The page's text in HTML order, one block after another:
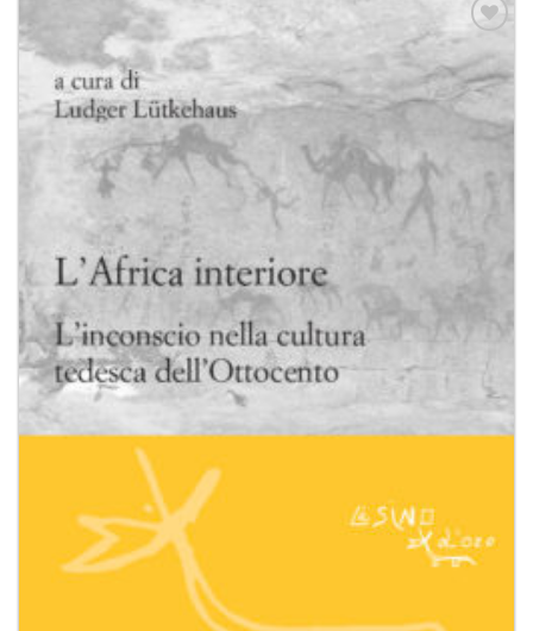
Aggiungi
alla lista
dei
desideri